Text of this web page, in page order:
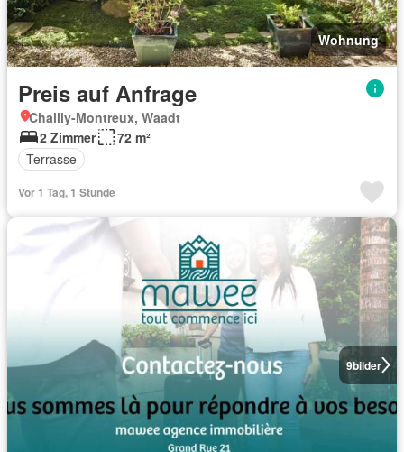
Wohnung
Preis auf Anfrage
Chailly-Montreux, Waadt
2 Zimmer
72 m²
Terrasse
Vor 1 Tag, 1 Stunde
9bilder